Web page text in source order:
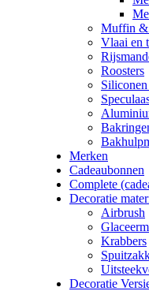
Muffin &
Vlaai en
Roosters
Merken
Cadeaubonnen
Complete
Decoratie
Airbrush
Krabbers
Decoratie